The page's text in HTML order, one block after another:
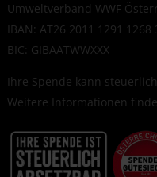
Umweltverband WWF
IBAN: AT26 2011 1291 1268
BIC: GIBAATWWXXX
Ihre Spende kann
Weitere Informationen